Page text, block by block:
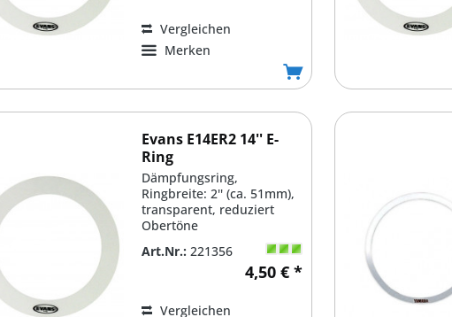
Vergleichen
Merken
Evans E14ER2 14'' E-
Ring
Dämpfungsring,
Ringbreite: 2'' (ca. 51mm),
transparent, reduziert
Obertöne
Art.Nr.: 221356
4,50 € *
Vergleichen